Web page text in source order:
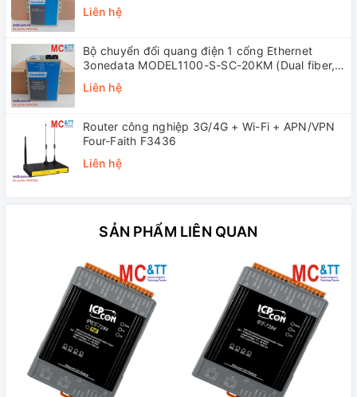
Liên hệ
Bộ chuyển đổi quang điện 1 cổng Ethernet
3onedata MODEL1100-S-SC-20KM (Dual fiber,
Liên hệ
Router công nghiệp 3G/4G + Wi-Fi + APN/VPN
Four-Faith F3436
Liên hệ
SẢN PHẨM LIÊN QUAN